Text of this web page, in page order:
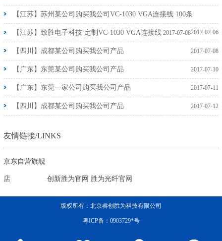
【江苏】苏州某公司购买我公司VC-1030 VGA连接线 100条
2017-07-06
【江苏】致胜电子科技 定制VC-1030 VGA连接线 2017-07-08
【四川】成都某公司购买我公司产品 2017-07-08
【广东】东莞某公司购买我公司产品 2017-07-10
【广东】东莞一家公司购买我公司产品 2017-07-11
【四川】成都某公司购买我公司产品 2017-07-12
友情链接/LINKS
京东自营旗舰
店 创新胜为官网 胜为光纤官网
版权所有：北京睿创胜为科技有限公司
粤ICP备：0903729*号